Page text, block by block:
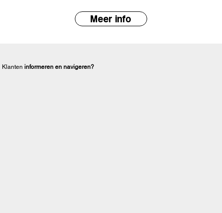
Meer info
Klanten informeren en navigeren?